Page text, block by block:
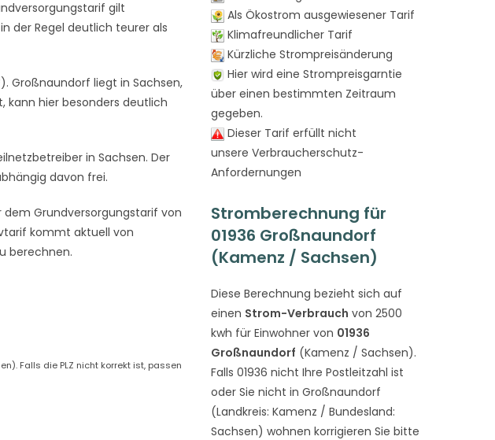
gilt
der Regel deutlich teurer als
Großnaundorf liegt in Sachsen,
kann hier besonders deutlich
in Sachsen. Der
davon frei.
Grundversorgungstarif von
kommt aktuell von
berechnen.
Falls die PLZ nicht korrekt ist, passen
Als Ökostrom ausgewiesener Tarif
Klimafreundlicher Tarif
Kürzliche Strompreisänderung
Hier wird eine Strompreisgarntie
über einen bestimmten Zeitraum
gegeben.
Dieser Tarif erfüllt nicht
unsere Verbraucherschutz-
Anfordernungen
Stromberechnung für
01936 Großnaundorf
(Kamenz / Sachsen)
Diese Berechnung bezieht sich auf
einen Strom-Verbrauch von 2500
kwh für Einwohner von 01936
Großnaundorf (Kamenz / Sachsen).
Falls 01936 nicht Ihre Postleitzahl ist
oder Sie nicht in Großnaundorf
(Landkreis: Kamenz / Bundesland:
Sachsen) wohnen korrigieren Sie bitte